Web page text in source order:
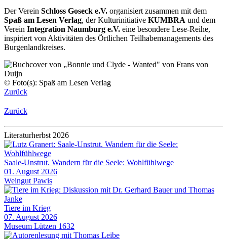
Der Verein Schloss Goseck e.V. organisiert zusammen mit dem
Spaß am Lesen Verlag, der Kulturinitiative KUMBRA und dem
Verein Integration Naumburg e.V. eine besondere Lese-Reihe,
inspiriert von Aktivitäten des Örtlichen Teilhabemanagements des
Burgenlandkreises.
© Foto(s): Spaß am Lesen Verlag
Zurück
Zurück
Literaturherbst 2026
Saale-Unstrut. Wandern für die Seele: Wohlfühlwege
01. August 2026
Weingut Pawis
Tiere im Krieg
07. August 2026
Museum Lützen 1632